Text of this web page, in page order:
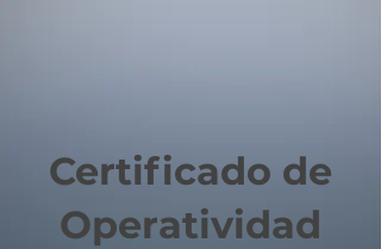
Certificado de
Operatividad